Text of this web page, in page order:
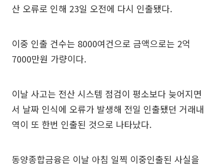
산 오류로 인해 23일 오전에 다시 인출됐다.
이중 인출 건수는 8000여건으로 금액으로는 2억
7000만원 가량이다.
이날 사고는 전산 시스템 점검이 평소보다 늦어지면
서 날짜 인식에 오류가 발생해 전일 인출됐던 거래내
역이 또 한번 인출된 것으로 나타났다.
동양종합금융은 이날 아침 일찍 이중인출된 사실을